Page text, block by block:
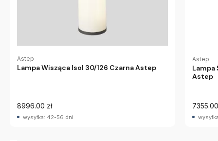
Astep
Lampa Wisząca Isol 30/126 Czarna Astep
8996.00 zł
wysyłka: 42-56 dni
Astep
Lampa
Astep